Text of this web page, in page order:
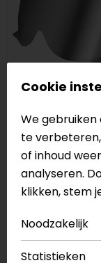
Shoei
CJ-3 J.O Vizier
79,0074,99
Cookie
We
te
of inhoud
analyseren.
klikken, stem
Noodzakelijk
Statistieken